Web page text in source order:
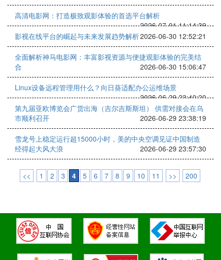
高清电影网：打造极致观影体验的首选平台解析
2026-07-01 11:14:39
影视在线平台的崛起与未来发展趋势解析2026-06-30 12:52:21
全面解析神马电影网：丰富影视资源与便捷观影体验的完美结
合
2026-06-30 15:06:47
Linux设备远程管理用什么？向日葵适配办公运维场景
2026-06-29 23:40:20
第九届亚欧博览会广货出海（吉尔吉斯斯坦） 供需对接会在乌
市顺利召开
2026-06-29 23:38:19
雪龙号上稳定运行超15000小时，美的中央空调见证中国制造
经得起大风大浪
2026-06-29 23:57:30
<< 1 2 3 4 5 6 7 8 9 10 11 >> 200